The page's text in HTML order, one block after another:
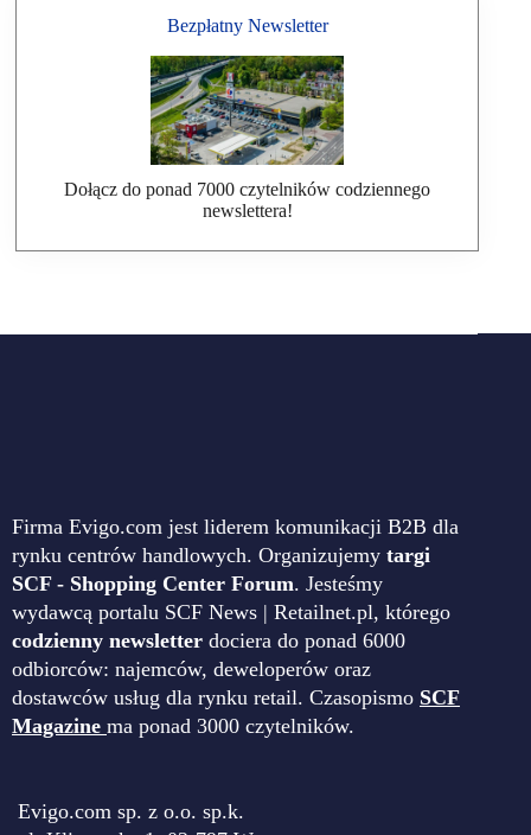
Bezpłatny Newsletter
Dołącz do ponad 7000 czytelników codziennego
newslettera!
Firma Evigo.com jest liderem komunikacji B2B dla
rynku centrów handlowych. Organizujemy targi
SCF - Shopping Center Forum. Jesteśmy
wydawcą portalu SCF News | Retailnet.pl, którego
codzienny newsletter dociera do ponad 6000
odbiorców: najemców, deweloperów oraz
dostawców usług dla rynku retail. Czasopismo SCF
Magazine ma ponad 3000 czytelników.
Evigo.com sp. z o.o. sp.k.